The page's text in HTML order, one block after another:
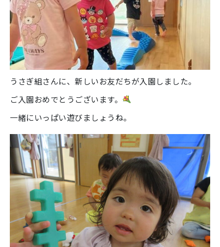
うさぎ組さんに、新しいお友だちが入園しました。
ご入園おめでとうございます。
一緒にいっぱい遊びましょうね。